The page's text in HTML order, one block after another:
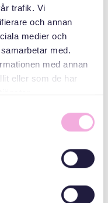
trafik. Vi
och annan
medier och
med.
med annan
eller som de har